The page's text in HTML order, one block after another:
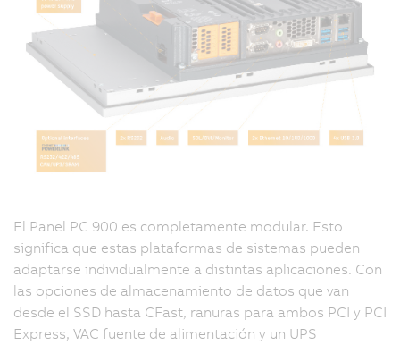
El Panel PC 900 es completamente modular. Esto
significa que estas plataformas de sistemas pueden
adaptarse individualmente a distintas aplicaciones. Con
las opciones de almacenamiento de datos que van
desde el SSD hasta CFast, ranuras para ambos PCI y PCI
Express, VAC fuente de alimentación y un UPS